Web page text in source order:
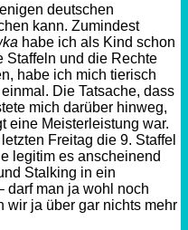
deutschen
kann. Zumindest
habe ich als Kind schon
Staffeln und die Rechte
habe ich mich tierisch
Die Tatsache, dass
mich darüber hinweg,
eine Meisterleistung war.
Freitag die 9. Staffel
legitim es anscheinend
Stalking in ein
darf man ja wohl noch
wir ja über gar nichts mehr